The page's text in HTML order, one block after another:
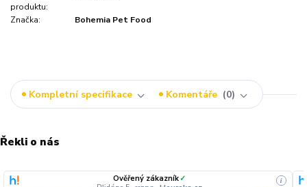
produktu:
Značka: Bohemia Pet Food
Kompletní specifikace Komentáře 0
Řekli o nás
Ověřený zákazník✓
i